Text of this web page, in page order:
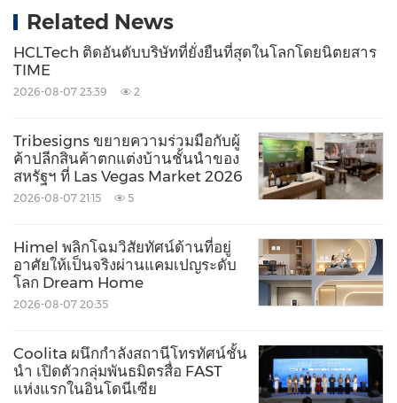
Source: IGT Solutions
Computer/Electronics
Artificial
Intelligence
Share:
Related News
HCLTech ติดอันดับบริษัทที่ยั่งยืนที่สุดในโลกโดยนิตยสาร
TIME
2026-08-07 23:39 2
Tribesigns ขยายความร่วมมือกับผู้
ค้าปลีกสินค้าตกแต่งบ้านชั้นนำของ
สหรัฐฯ ที่ Las Vegas Market 2026
2026-08-07 21:15 5
Himel พลิกโฉมวิสัยทัศน์ด้านที่อยู่
อาศัยให้เป็นจริงผ่านแคมเปญระดับ
โลก Dream Home
2026-08-07 20:35
Coolita ผนึกกำลังสถานีโทรทัศน์ชั้น
นำ เปิดตัวกลุ่มพันธมิตรสื่อ FAST
แห่งแรกในอินโดนีเซีย